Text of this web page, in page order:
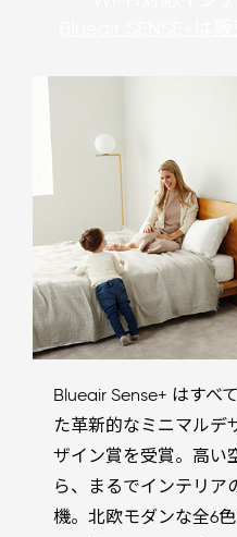
Blueair Sense+ はすべ
た革新的なミニマルデ
ザイン賞を受賞。高い
ら、まるでインテリア
機。北欧モダンな全6